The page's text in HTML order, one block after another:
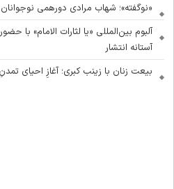
«نوگفته»؛ شهاب مرادی دورهمی نوجوانان را
آلبوم بین‌المللی «یا لثارات الامام» با
آستانه انتشار
بیعت زنان با زینب کبری؛ آغازِ احیای